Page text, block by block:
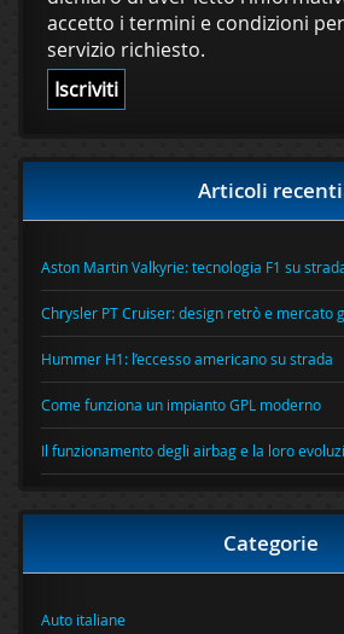
accetto i termini e condizioni
servizio richiesto.
Articoli recenti
Aston Martin Valkyrie: tecnologia F1 su
Chrysler PT Cruiser: design retrò e mercato
Hummer H1: l’eccesso americano su strada
Come funziona un impianto GPL moderno
Il funzionamento degli airbag e la loro
Categorie
Auto italiane